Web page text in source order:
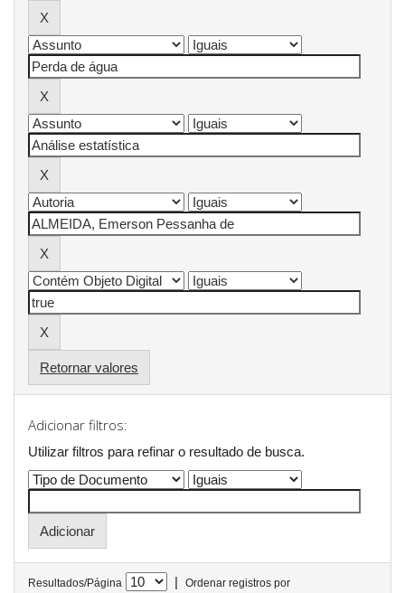
Retornar valores
Adicionar filtros:
Utilizar filtros para refinar o resultado de busca.
Resultados/Página |
Ordenar registros por